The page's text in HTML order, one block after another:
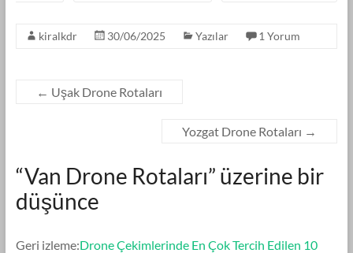
kiralkdr 30/06/2025 Yazılar 1 Yorum
← Uşak Drone Rotaları
Yozgat Drone Rotaları →
“Van Drone Rotaları” üzerine bir
düşünce
Geri izleme:Drone Çekimlerinde En Çok Tercih Edilen 10